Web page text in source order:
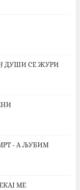
ДУШИ СЕ ЖУРИ
- А ЉУБИМ
МЕ